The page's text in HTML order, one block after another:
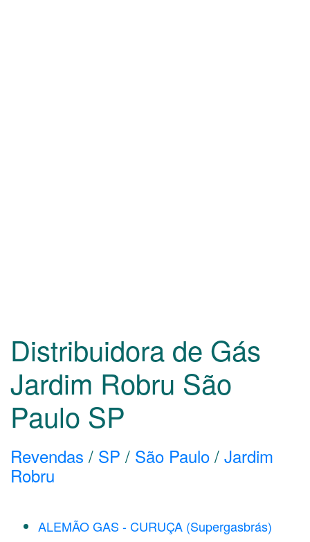
Distribuidora de Gás
Jardim Robru São
Paulo SP
Revendas / SP / São Paulo / Jardim
Robru
ALEMÃO GAS - CURUÇA (Supergasbrás)